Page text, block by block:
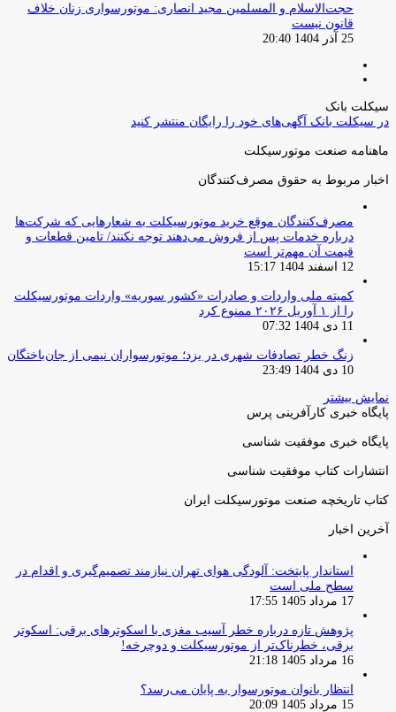
حجت‌الاسلام و المسلمین مجید انصاری: موتورسواری زنان خلاف
قانون نیست
25 آذر 1404 20:40
سیکلت بانک
در سیکلت بانک آگهی‌های خود را رایگان منتشر کنید
ماهنامه صنعت موتورسیکلت
اخبار مربوط به حقوق مصرف‌کنندگان
مصرف‌کنندگان موقع خرید موتورسیکلت به شعارهایی که شرکت‌ها
درباره خدمات پس از فروش می‌دهند توجه نکنند/ تامین قطعات و
قیمت آن مهم‌تر است
12 اسفند 1404 15:17
کمیته ملی واردات و صادرات «کشور سوریه» واردات موتورسیکلت
را از ۱ آوریل ۲۰۲۶ ممنوع کرد
11 دی 1404 07:32
زنگ خطر تصادفات شهری در یزد؛ موتورسواران نیمی از جان‌باختگان
10 دی 1404 23:49
نمایش بیشتر
پایگاه خبری کارآفرینی پرس
پایگاه خبری موفقیت شناسی
انتشارات کتاب موفقیت شناسی
کتاب تاریخچه صنعت موتورسیکلت ایران
آخرین اخبار
استاندار پایتخت: آلودگی هوای تهران نیازمند تصمیم‌گیری و اقدام در
سطح ملی است
17 مرداد 1405 17:55
پژوهش تازه درباره خطر آسیب مغزی با اسکوترهای برقی: اسکوتر
برقی، خطرناک‌تر از موتورسیکلت و دوچرخه!
16 مرداد 1405 21:18
انتظار بانوان موتورسوار به پایان می‌رسد؟
15 مرداد 1405 20:09